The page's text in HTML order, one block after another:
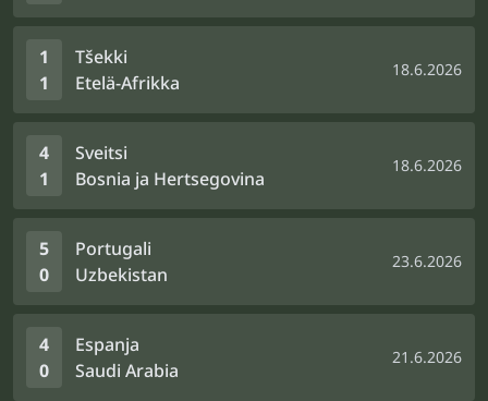
1
1
Tšekki
Etelä-Afrikka
18.6.2026
4
1
Sveitsi
Bosnia ja Hertsegovina
18.6.2026
5
0
Portugali
Uzbekistan
23.6.2026
4
0
Espanja
Saudi Arabia
21.6.2026